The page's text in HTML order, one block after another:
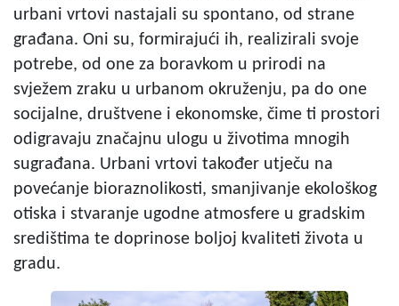
urbani vrtovi nastajali su spontano, od strane
građana. Oni su, formirajući ih, realizirali svoje
potrebe, od one za boravkom u prirodi na
svježem zraku u urbanom okruženju, pa do one
socijalne, društvene i ekonomske, čime ti prostori
odigravaju značajnu ulogu u životima mnogih
sugrađana. Urbani vrtovi također utječu na
povećanje bioraznolikosti, smanjivanje ekološkog
otiska i stvaranje ugodne atmosfere u gradskim
središtima te doprinose boljoj kvaliteti života u
gradu.